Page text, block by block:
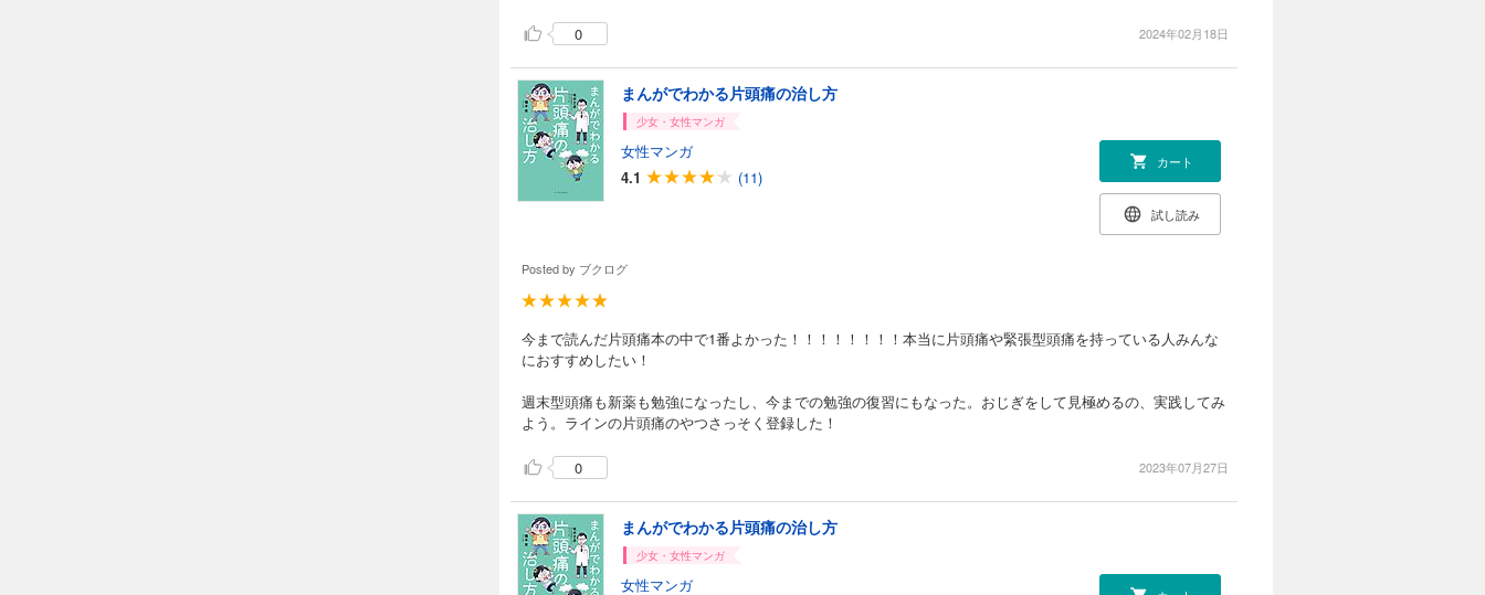
0 2024年02月18日
まんがでわかる片頭痛の治し方
少女・女性マンガ
女性マンガ
4.1
(11)
カート
試し読み
Posted by ブクログ
今まで読んだ片頭痛本の中で1番よかった！！！！！！！！本当に片頭痛や緊張型頭痛を持っている人みんな
におすすめしたい！
週末型頭痛も新薬も勉強になったし、今までの勉強の復習にもなった。おじぎをして見極めるの、実践してみ
よう。ラインの片頭痛のやつさっそく登録した！
0 2023年07月27日
まんがでわかる片頭痛の治し方
少女・女性マンガ
女性マンガ